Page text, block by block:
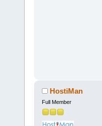
HostiMan
Full Member